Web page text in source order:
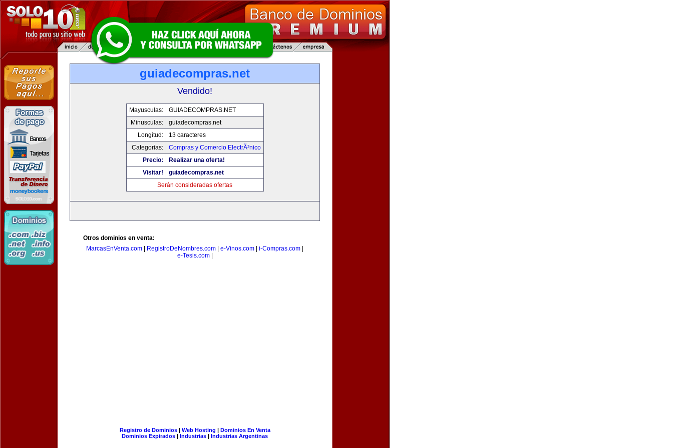
guiadecompras.net
Vendido!
Mayusculas:
GUIADECOMPRAS.NET
Minusculas:
guiadecompras.net
Longitud:
13 caracteres
Categorias:
Compras y Comercio ElectrÃ³nico
Precio:
Realizar una oferta!
Visitar!
guiadecompras.net
Serán consideradas ofertas
Otros dominios en venta:
MarcasEnVenta.com
RegistroDeNombres.com e-Vinos.com i-Compras.com
e-Tesis.com|
Registro de Dominios| Web Hosting | Dominios En Venta
Dominios Expirados | Industrias | Industrias Argentinas